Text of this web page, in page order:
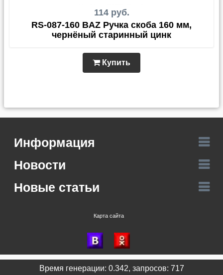
114 руб.
RS-087-160 BAZ Ручка скоба 160 мм,
чернёный старинный цинк
Купить
Информация
Новости
Новые статьи
Карта сайта
Время генерации: 0.342, запросов: 717